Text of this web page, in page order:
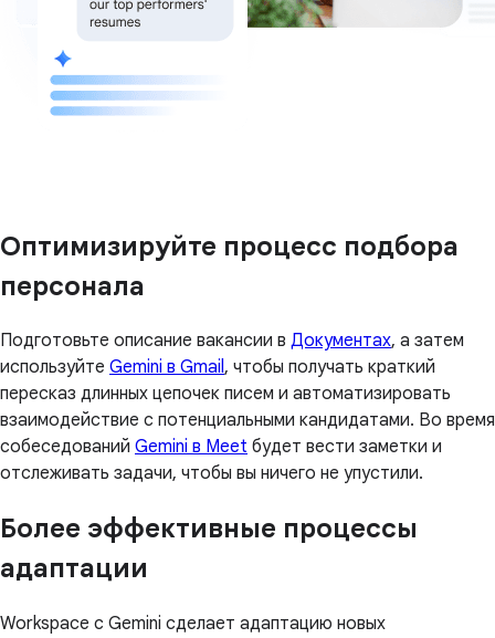
Оптимизируйте процесс подбора
персонала
Подготовьте описание вакансии в Документах, а затем
используйте Gemini в Gmail, чтобы получать краткий
пересказ длинных цепочек писем и автоматизировать
взаимодействие с потенциальными кандидатами. Во время
собеседований Gemini в Meet будет вести заметки и
отслеживать задачи, чтобы вы ничего не упустили.
Более эффективные процессы
адаптации
Workspace с Gemini сделает адаптацию новых